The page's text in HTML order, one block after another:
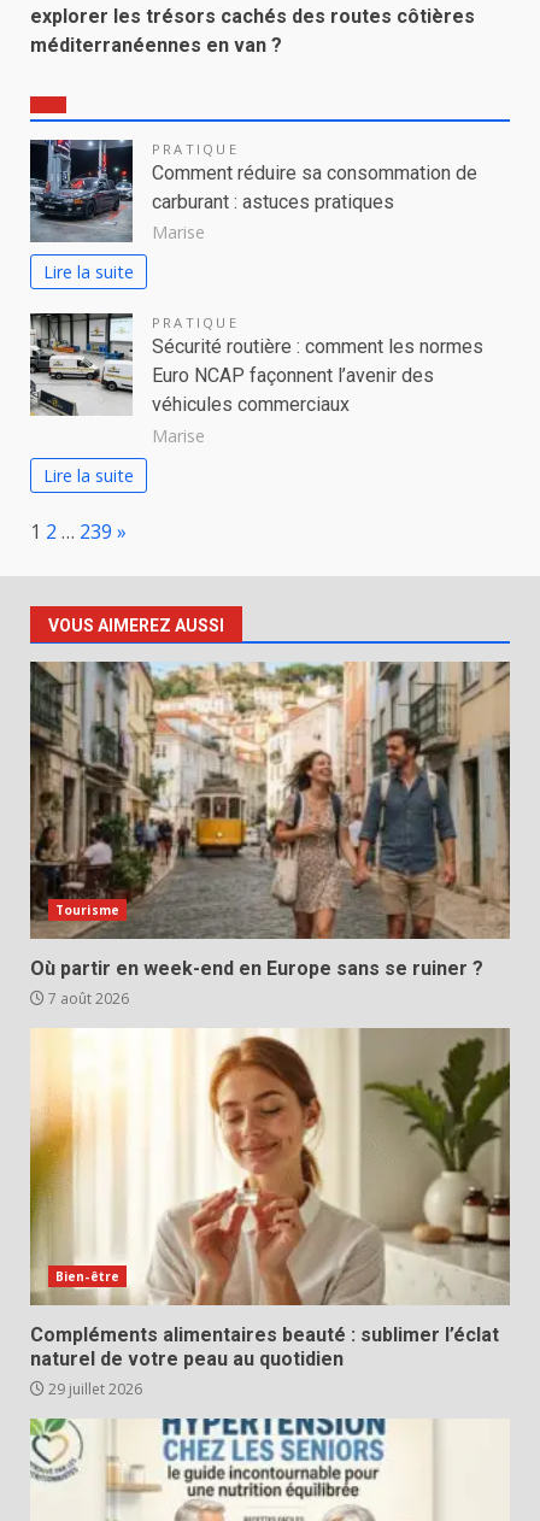
explorer les trésors cachés des routes côtières
méditerranéennes en van ?
PRATIQUE
Comment réduire sa consommation de
carburant : astuces pratiques
Marise
Lire la suite
PRATIQUE
Sécurité routière : comment les normes
Euro NCAP façonnent l’avenir des
véhicules commerciaux
Marise
Lire la suite
Page:
1 2 … 239 Next
»
VOUS AIMEREZ AUSSI
Tourisme
Où partir en week-end en Europe sans se ruiner ?
7 août 2026
Bien-être
Compléments alimentaires beauté : sublimer l’éclat
naturel de votre peau au quotidien
29 juillet 2026